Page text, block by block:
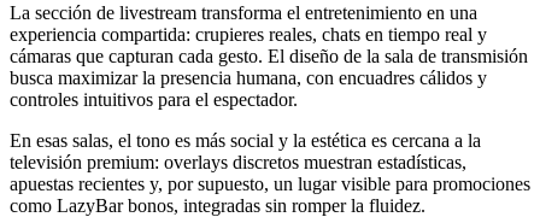
La sección de livestream transforma el entretenimiento en una
experiencia compartida: crupieres reales, chats en tiempo real y
cámaras que capturan cada gesto. El diseño de la sala de transmisión
busca maximizar la presencia humana, con encuadres cálidos y
controles intuitivos para el espectador.
En esas salas, el tono es más social y la estética es cercana a la
televisión premium: overlays discretos muestran estadísticas,
apuestas recientes y, por supuesto, un lugar visible para promociones
como LazyBar bonos, integradas sin romper la fluidez.